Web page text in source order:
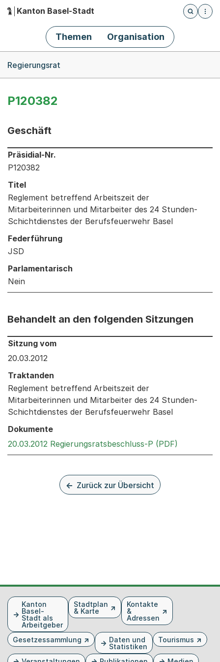
Hauptnavigation
Kanton Basel-Stadt
Öffnet
Themen Organisation
Regierungsrat
P120382
Geschäft
Informationen zum Ausgewählten Geschäft
Präsidial-Nr.
P120382
Titel
Reglement betreffend Arbeitszeit der
Mitarbeiterinnen und Mitarbeiter des 24 Stunden-
Schichtdienstes der Berufsfeuerwehr Basel
Federführung
JSD
Parlamentarisch
Nein
Behandelt an den folgenden Sitzungen
Behandelt an den folgenden Sitzungen: Informationen
Sitzung vom
20.03.2012
Traktanden
Reglement betreffend Arbeitszeit der
Mitarbeiterinnen und Mitarbeiter des 24 Stunden-
Schichtdienstes der Berufsfeuerwehr Basel
Dokumente
20.03.2012 Regierungsratsbeschluss-P (PDF)
Zurück zur Übersicht
FusszeileKanton
Basel-
Stadt als
Arbeitgeber
Stadtplan
& Karte
Kontakte
&
Adressen
Gesetzessammlung
Daten und
Statistiken
Tourismus